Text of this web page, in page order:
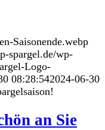
Saisonende.webp
spargel.de/wp-
Logo-
08:28:542024-06-30
an Sie